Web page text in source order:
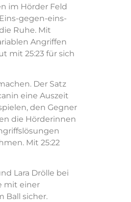
im Hörder Feld
gegen-eins-
Ruhe. Mit
Angriffen
mit 25:23 für sich
Der Satz
eine Auszeit
den Gegner
die Hörderinnen
Mit 25:22
Lara Drölle bei
mit einer
Ball sicher.